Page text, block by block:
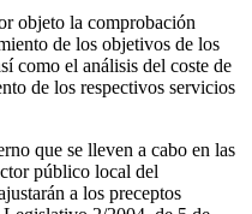
objeto la comprobación
de los objetivos de los
como el análisis del coste de
de los respectivos servicios
que se lleven a cabo en las
público local del
a los preceptos